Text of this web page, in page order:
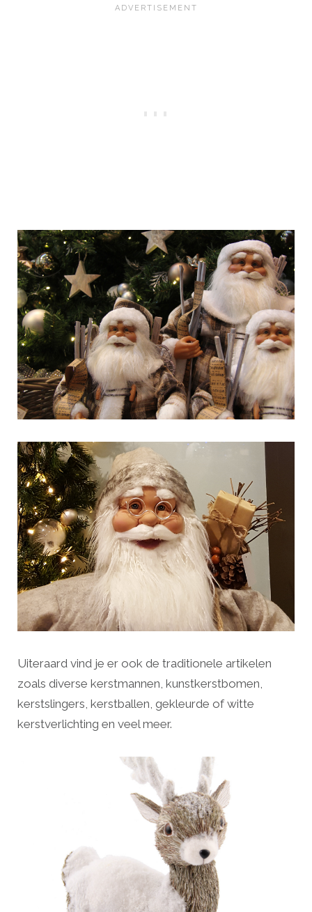
Uiteraard vind je er ook de traditionele artikelen
zoals diverse kerstmannen, kunstkerstbomen,
kerstslingers, kerstballen, gekleurde of witte
kerstverlichting en veel meer.